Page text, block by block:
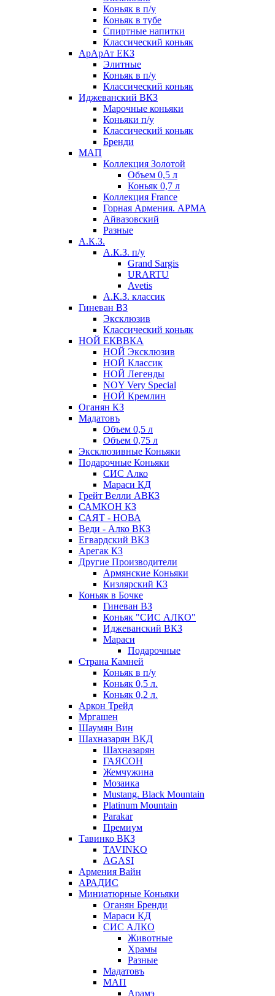
Коньяк в п/у
Коньяк в тубе
Спиртные напитки
Классический коньяк
АрАрАт ЕКЗ
Элитные
Коньяк в п/у
Классический коньяк
Иджеванский ВКЗ
Марочные коньяки
Коньяки п/у
Классический коньяк
Бренди
МАП
Коллекция Золотой
Объем 0,5 л
Коньяк 0,7 л
Коллекция France
Горная Армения. АРМА
Айвазовский
Разные
А.К.З.
А.К.З. п/у
Grand Sargis
URARTU
Avetis
А.К.З. классик
Гиневан ВЗ
Эксклюзив
Классический коньяк
НОЙ ЕКВВКА
НОЙ Эксклюзив
НОЙ Классик
НОЙ Легенды
NOY Very Speсial
НОЙ Кремлин
Оганян КЗ
Мадатовъ
Объем 0,5 л
Объем 0,75 л
Эксклюзивные Коньяки
Подарочные Коньяки
СИС Алко
Мараси КД
Грейт Велли АВКЗ
САМКОН КЗ
САЯТ - НОВА
Веди - Алко ВКЗ
Егвардский ВКЗ
Арегак КЗ
Другие Производители
Армянские Коньяки
Кизлярский КЗ
Коньяк в Бочке
Гиневан ВЗ
Коньяк "СИС АЛКО"
Иджеванский ВКЗ
Мараси
Подарочные
Страна Камней
Коньяк в п/у
Коньяк 0,5 л.
Коньяк 0,2 л.
Аркон Трейд
Мргашен
Шаумян Вин
Шахназарян ВКД
Шахназарян
ГАЯСОН
Жемчужина
Мозаика
Mustang. Black Mountain
Platinum Mountain
Parakar
Премиум
Тавинко ВКЗ
TAVINKO
AGASI
Армения Вайн
АРАДИС
Миниатюрные Коньяки
Оганян Бренди
Мараси КД
СИС АЛКО
Животные
Храмы
Разные
Мадатовъ
МАП
Арамэ